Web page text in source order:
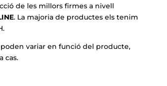
de les millors firmes a nivell
. La majoria de productes els tenim
variar en funció del producte,
cas.